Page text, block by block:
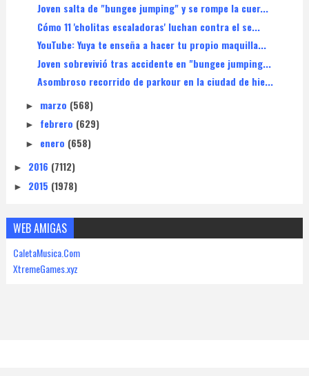
Joven salta de "bungee jumping" y se rompe la cuer...
Cómo 11 'cholitas escaladoras' luchan contra el se...
YouTube: Yuya te enseña a hacer tu propio maquilla...
Joven sobrevivió tras accidente en "bungee jumping...
Asombroso recorrido de parkour en la ciudad de hie...
► marzo (568)
► febrero (629)
► enero (658)
► 2016 (7112)
► 2015 (1978)
WEB AMIGAS
CaletaMusica.Com
XtremeGames.xyz